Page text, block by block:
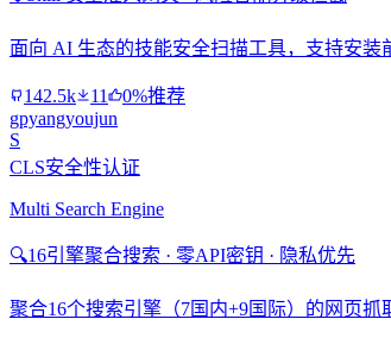
面向 AI 生态的技能安全扫描工具，支持安装
142.5k 11
0%推荐
gpyangyoujun
S
CLS安全性认证
Multi Search Engine
🔍16引擎聚合搜索 · 零API密钥 · 隐私优先
聚合16个搜索引擎（7国内+9国际）的网页